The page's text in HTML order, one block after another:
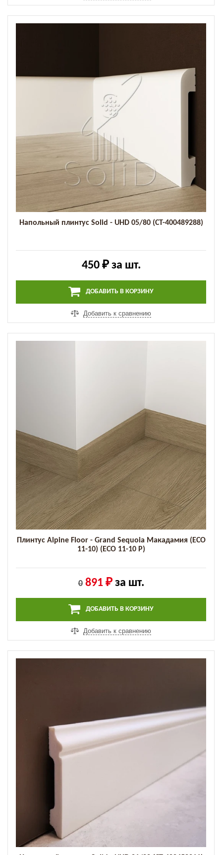
Напольный плинтус Solid - UHD 05/80 (СТ-400489288)
450 ₽за шт.
ДОБАВИТЬ В КОРЗИНУ
Добавить к сравнению
Плинтус Alpine Floor - Grand Sequoia Макадамия (ECO
11-10) (ECO 11-10 P)
0 891 ₽за шт.
ДОБАВИТЬ В КОРЗИНУ
Добавить к сравнению